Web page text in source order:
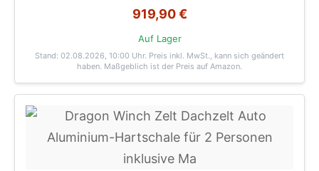
919,90 €
Auf Lager
Stand: 02.08.2026, 10:00 Uhr. Preis inkl. MwSt., kann sich geändert
haben. Maßgeblich ist der Preis auf Amazon.